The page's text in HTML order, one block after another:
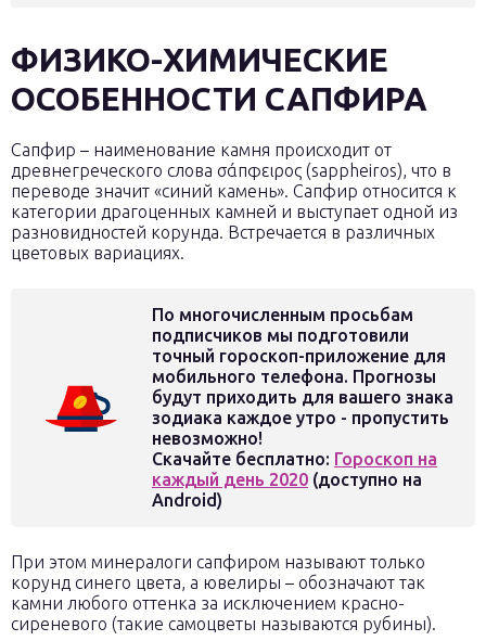
ФИЗИКО-ХИМИЧЕСКИЕ
ОСОБЕННОСТИ САПФИРА
Сапфир – наименование камня происходит от
древнегреческого слова σάπφειρος (sappheiros), что в
переводе значит «синий камень». Сапфир относится к
категории драгоценных камней и выступает одной из
разновидностей корунда. Встречается в различных
цветовых вариациях.
По многочисленным просьбам
подписчиков мы подготовили
точный гороскоп-приложение для
мобильного телефона. Прогнозы
будут приходить для вашего знака
зодиака каждое утро - пропустить
невозможно!
Скачайте бесплатно: Гороскоп на
каждый день 2020 (доступно на
Android)
При этом минералоги сапфиром называют только
корунд синего цвета, а ювелиры – обозначают так
камни любого оттенка за исключением красно-
сиреневого (такие самоцветы называются рубины).